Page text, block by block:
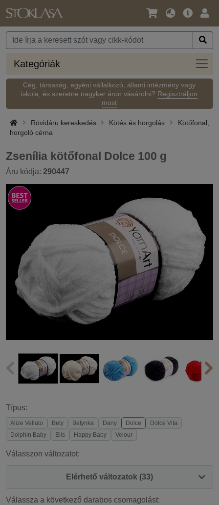
Nyelv
Pénznem
Fő
Kategóriák
Cég, társaság, egyéni vállalkozó, állami intézmény vagy
iskola, és szeretne nagyker áron vásárolni? Regisztráljon
most
Rövidáru kereskedés Kötés és horgolás
Kötőfonal,
horgoló cérna
Zsenília kötőfonal Dolce 100 g
Áru kódja: 290447
Típus:
Alize Velluto Bety Betynka Dany Dolce
Dolce Vita
Dolphin Baby
Elis Happy Baby Velour
Válasszon változatot:
Elérhető változatok (33)
Válassza a következő darabos csomagolást: